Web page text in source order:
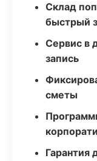
Склад
быстрый
Сервис в
запись
сметы
Гарантия